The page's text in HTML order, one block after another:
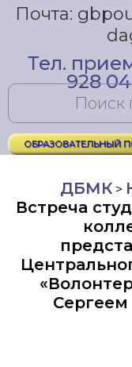
Почта:
Тел.
928
ОБРАЗОВАТЕЛЬНЫЙ
ДБМК>
Встреча
Сергеем